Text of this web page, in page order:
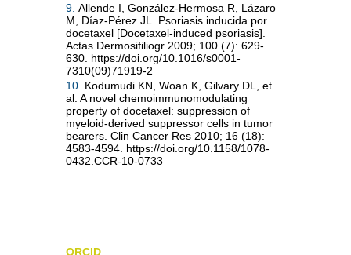
9. Allende I, González-Hermosa R, Lázaro
M, Díaz-Pérez JL. Psoriasis inducida por
docetaxel [Docetaxel-induced psoriasis].
Actas Dermosifiliogr 2009; 100 (7): 629-
630. https://doi.org/10.1016/s0001-
7310(09)71919-2
10. Kodumudi KN, Woan K, Gilvary DL, et
al. A novel chemoimmunomodulating
property of docetaxel: suppression of
myeloid-derived suppressor cells in tumor
bearers. Clin Cancer Res 2010; 16 (18):
4583-4594. https://doi.org/10.1158/1078-
0432.CCR-10-0733
ORCID